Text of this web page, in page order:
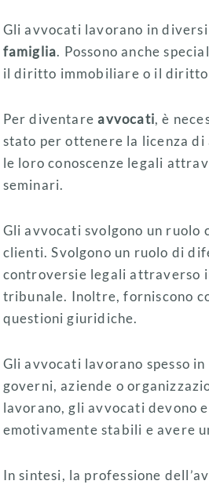
Gli avvocati lavorano in
famiglia. Possono anche
il diritto immobiliare o il
Per diventareavvocati, è
stato per ottenere la licenza
le loro conoscenze legali
seminari.
Gli avvocati svolgono un
clienti. Svolgono un ruolo di
controversie legali attraverso
tribunale. Inoltre, forniscono
questioni giuridiche.
Gli avvocati lavorano spesso
governi, aziende o
lavorano, gli avvocati devono
emotivamente stabili e avere
In sintesi, la professione